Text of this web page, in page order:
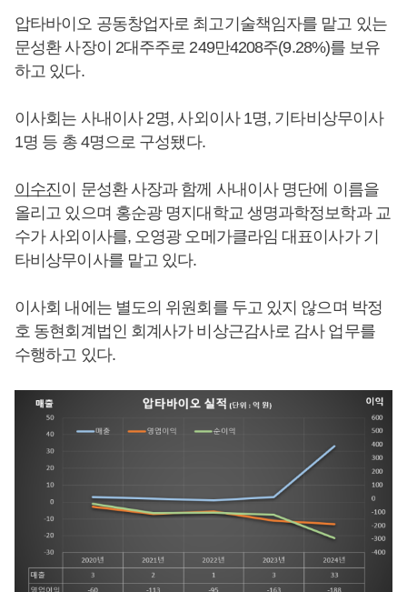
압타바이오 공동창업자로 최고기술책임자를 맡고 있는
문성환 사장이 2대주주로 249만4208주(9.28%)를 보유
하고 있다.
이사회는 사내이사 2명, 사외이사 1명, 기타비상무이사
1명 등 총 4명으로 구성됐다.
이수진이 문성환 사장과 함께 사내이사 명단에 이름을
올리고 있으며 홍순광 명지대학교 생명과학정보학과 교
수가 사외이사를, 오영광 오메가클라임 대표이사가 기
타비상무이사를 맡고 있다.
이사회 내에는 별도의 위원회를 두고 있지 않으며 박정
호 동현회계법인 회계사가 비상근감사로 감사 업무를
수행하고 있다.